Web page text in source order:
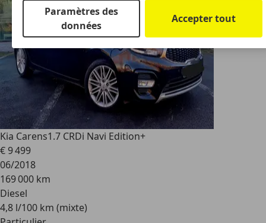
Kia Carens1.7 CRDi Navi Edition+
€ 9 499
06/2018
169 000 km
Diesel
4,8 l/100 km (mixte)
Paramètres des
données
Accepter tout